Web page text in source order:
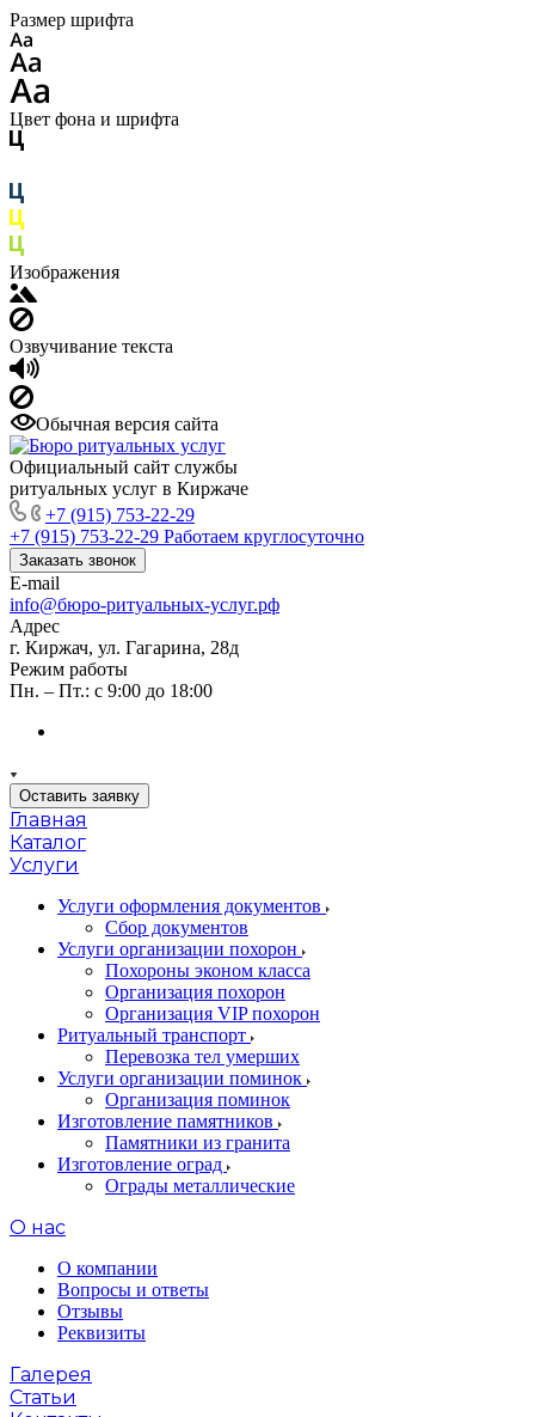
Размер шрифта
Цвет фона и шрифта
Изображения
Озвучивание текста
Обычная версия сайта
Официальный сайт службы
ритуальных услуг в Киржаче
+7 (915) 753-22-29
+7 (915) 753-22-29 Работаем круглосуточно
Заказать звонок
E-mail
info@бюро-ритуальных-услуг.рф
Адрес
г. Киржач, ул. Гагарина, 28д
Режим работы
Пн. – Пт.: с 9:00 до 18:00
Оставить заявку
Главная
Каталог
Услуги
Услуги оформления документов
Сбор документов
Услуги организации похорон
Похороны эконом класса
Организация похорон
Организация VIP похорон
Ритуальный транспорт
Перевозка тел умерших
Услуги организации поминок
Организация поминок
Изготовление памятников
Памятники из гранита
Изготовление оград
Ограды металлические
О нас
О компании
Вопросы и ответы
Отзывы
Реквизиты
Галерея
Статьи